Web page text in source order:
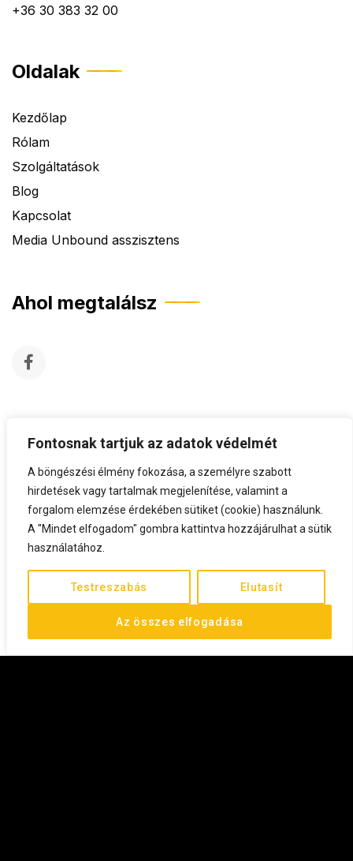
Fontosnak tartjuk az adatok védelmét
A böngészési élmény fokozása, a személyre szabott
hirdetések vagy tartalmak megjelenítése, valamint a
forgalom elemzése érdekében sütiket (cookie) használunk.
A "Mindet elfogadom" gombra kattintva hozzájárulhat a sütik
használatához.
Testreszabás Elutasít
Az összes elfogadása
+36 30 383 32 00
Oldalak
Kezdőlap
Rólam
Szolgáltatások
Blog
Kapcsolat
Media Unbound asszisztens
Ahol megtalálsz